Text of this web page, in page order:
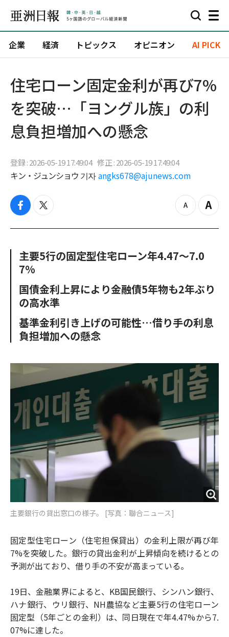
企業 経済 トピックス オピニオン AI PICK
住宅ローン固定金利が再び7%
を突破…「ヨングル族」の利
息負担増加への懸念
登録 : 2026-05-19 17:49:04 修正 : 2026-05-19 17:49:04
キン・ジュンショウ 기자 angks678@ajunews.com
f
c
b
o
o
t
i
e
z
o
u
Z
o
主要5行の固定型住宅ローン年4.47〜7.0
7%
国債金利上昇により金融債5年物も2年ぶり
の高水準
基準金利引き上げの可能性…借り手の利息
負担増加への懸念
主要銀行の貸出窓口の様子。 [写真：聯合ニュース]
固定型住宅ローン（住宅担保貸出）の金利上限が再び年
7%を突破した。銀行の貸出金利が上昇傾向を続けるとの
予測が出ており、借り手の不安が高まっている。
19日、金融業界によると、KB国民銀行、シンハン銀行、
ハナ銀行、ウリ銀行、NH農協など主要5行の住宅ローン
固定型（5年ごとの金利）は、同日現在で年4.47%から7.
07%に達した。